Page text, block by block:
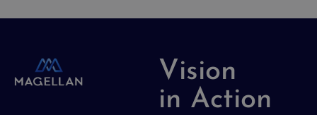
Vision
in Action